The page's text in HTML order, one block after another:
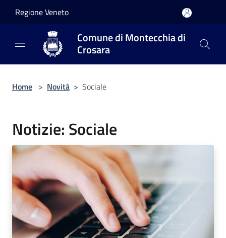
Regione Veneto
Comune di Montecchia di
Crosara
Home > Novità > Sociale
Notizie: Sociale